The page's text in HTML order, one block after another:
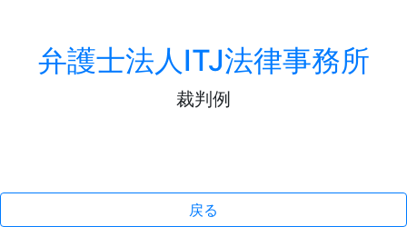
弁護士法人ITJ法律事務所
裁判例
戻る